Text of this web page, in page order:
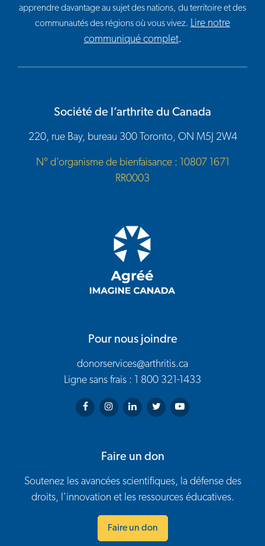
apprendre davantage au sujet des nations, du territoire et des
communautés des régions où vous vivez. Lire notre
communiqué complet.
Société de l’arthrite du Canada
220, rue Bay, bureau 300 Toronto, ON M5J 2W4
N° d’organisme de bienfaisance : 10807 1671
RR0003
Pour nous joindre
donorservices@arthritis.ca
Ligne sans frais : 1 800 321-1433
Arthritis Society on Facebook
Arthritis Society on Instagram
Arthritis Society on LinkedIn
Arthritis Society on Twitter
Arthritis Society on
Faire un don
Soutenez les avancées scientifiques, la défense des
droits, l'innovation et les ressources éducatives.
Faire un don